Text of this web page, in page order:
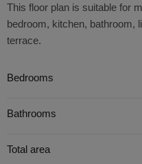
This floor plan is suitable for
bedroom, kitchen, bathroom,
terrace.
Bedrooms
Bathrooms
Total area